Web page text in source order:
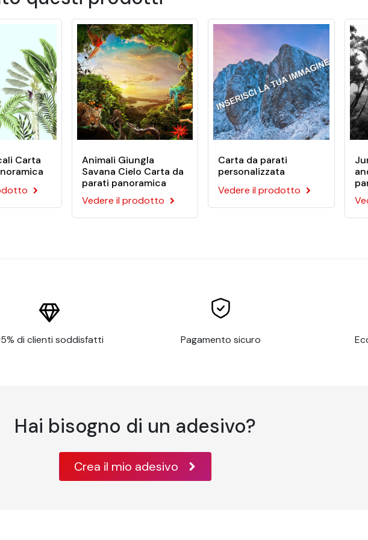
carta da parati
il retro del motivo
a bordo
°C
% di umidità relativa
secondo le norme antincendio classe A B1 EN 13501 e M1
Carta
Animali Giungla
Savana Cielo Carta da
parati panoramica
Vedere il prodotto
Carta da parati
personalizzata
Vedere il prodotto
di clienti soddisfatti Pagamento sicuro
Hai bisogno di un adesivo?
Crea il mio adesivo